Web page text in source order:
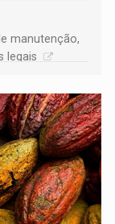
manutenção,
legais